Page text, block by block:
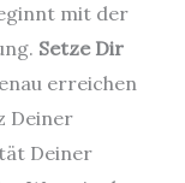
mit der
Setze Dir
erreichen
Deiner
Deiner